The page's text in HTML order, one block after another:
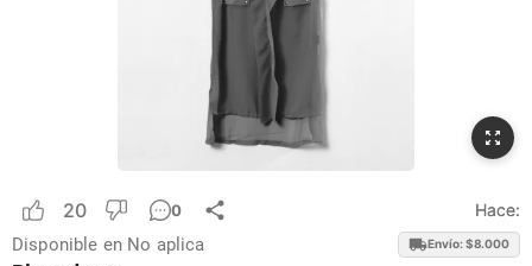
20 0 Hace:
Disponible en No aplica Envío: $8.000